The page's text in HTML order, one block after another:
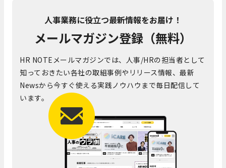
人事業務に役立つ最新情報をお届け！
メールマガジン登録（無料）
HR NOTEメールマガジンでは、人事/HRの担当者として
知っておきたい各社の取組事例やリリース情報、最新
Newsから今すぐ使える実践ノウハウまで毎日配信して
います。